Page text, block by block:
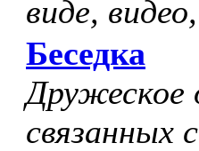
виде,
Беседка
Дружеское
связанных